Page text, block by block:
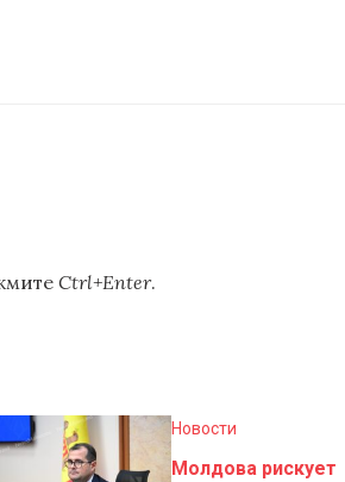
Ctrl+Enter.
Новости
Молдова рискует